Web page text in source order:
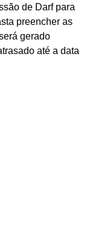
de Darf para
preencher as
gerado
até a data